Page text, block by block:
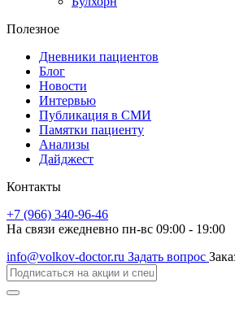
Полезное
Дневники пациентов
Блог
Новости
Интервью
Публикация в СМИ
Памятки пациенту
Анализы
Дайджест
Контакты
+7 (966) 340-96-46
На связи ежедневно пн-вс 09:00 - 19:00
info@volkov-doctor.ru Задать вопрос